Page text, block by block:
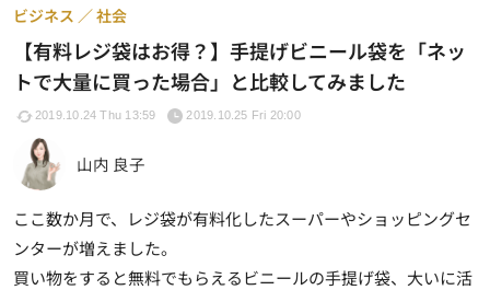
【有料レジ袋はお得？】手提げビニール袋を「ネッ
トで大量に買った場合」と比較してみました
ビジネス 社会
2019.10.24 Thu 13:59 2019.10.25 Fri 20:00
山内 良子
ここ数か月で、レジ袋が有料化したスーパーやショッピングセ
ンターが増えました。
買い物をすると無料でもらえるビニールの手提げ袋、大いに活